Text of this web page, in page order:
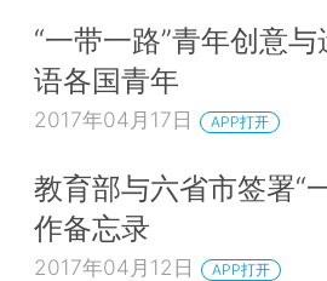
“一带一路”青年创意
语各国青年
2017年04月17日 APP打开
教育部与六省市签署“
作备忘录
2017年04月12日 APP打开